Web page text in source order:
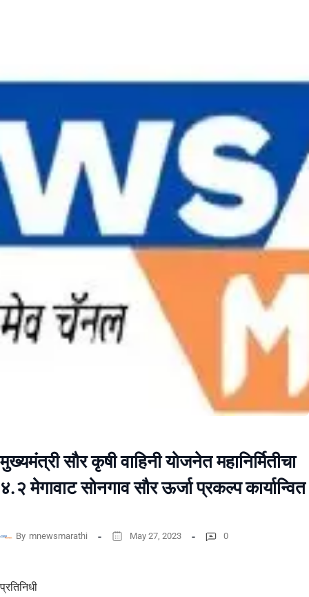
मुख्यमंत्री सौर कृषी वाहिनी योजनेत महानिर्मितीचा
४.२ मेगावाट सोनगाव सौर ऊर्जा प्रकल्प कार्यान्वित
By mnewsmarathi May 27, 2023 0
प्रतिनिधी